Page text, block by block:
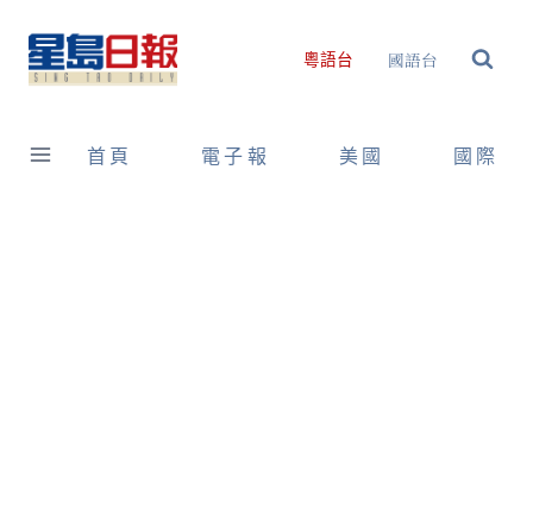
content
粵語台 國語台
首頁 電子報 美國 國際